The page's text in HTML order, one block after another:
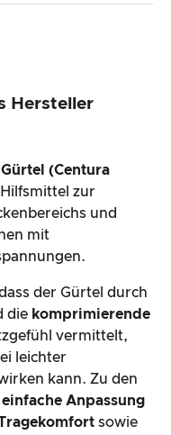
Hersteller
(Centura
zur
und
mit
der Gürtel durch
die komprimierende
vermittelt,
leichter
kann. Zu den
einfache Anpassung
sowie